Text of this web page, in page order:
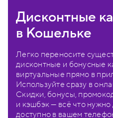
Дисконтные
в Кошельке
Легко переносите
дисконтные и бонусные
виртуальные прямо в
Используйте сразу в
Скидки, бонусы,
и кэшбэк — всё что
доступно в вашем